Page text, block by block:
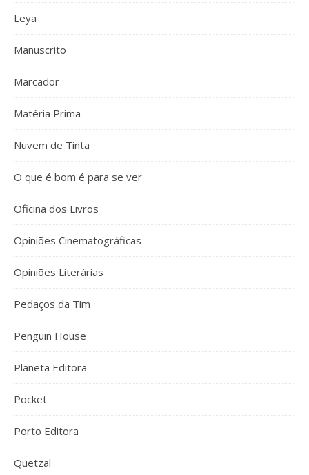
Leya
Manuscrito
Marcador
Matéria Prima
Nuvem de Tinta
O que é bom é para se ver
Oficina dos Livros
Opiniões Cinematográficas
Opiniões Literárias
Pedaços da Tim
Penguin House
Planeta Editora
Pocket
Porto Editora
Quetzal